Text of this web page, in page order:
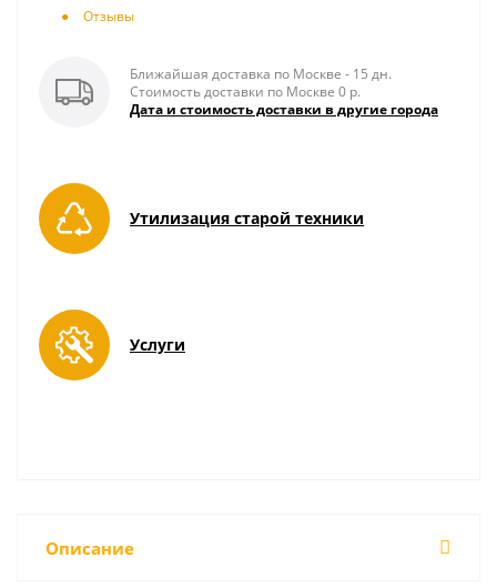
Отзывы
Ближайшая доставка по Москве - 15 дн.
Стоимость доставки по Москве 0 р.
Дата и стоимость доставки в другие города
Утилизация старой техники
Услуги
Описание